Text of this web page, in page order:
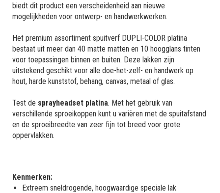
biedt dit product een verscheidenheid aan nieuwe
mogelijkheden voor ontwerp- en handwerkwerken.
Het premium assortiment spuitverf DUPLI-COLOR platina
bestaat uit meer dan 40 matte matten en 10 hoogglans tinten
voor toepassingen binnen en buiten. Deze lakken zijn
uitstekend geschikt voor alle doe-het-zelf- en handwerk op
hout, harde kunststof, behang, canvas, metaal of glas.
Test de sprayheadset platina. Met het gebruik van
verschillende sproeikoppen kunt u variëren met de spuitafstand
en de sproeibreedte van zeer fijn tot breed voor grote
oppervlakken.
Kenmerken:
Extreem sneldrogende, hoogwaardige speciale lak